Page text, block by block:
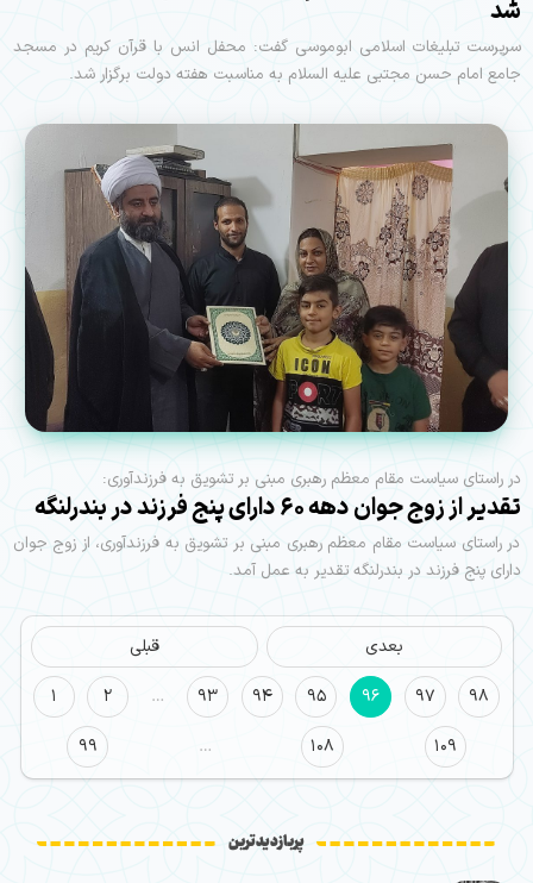
شد
سرپرست تبلیغات اسلامی ابوموسی گفت: محفل انس با قرآن کریم در مسجد
جامع امام حسن مجتبی علیه السلام به مناسبت هفته دولت برگزار شد.
در راستای سیاست مقام معظم رهبری مبنی بر تشویق به فرزندآوری:
تقدیر از زوج جوان دهه ۶۰ دارای پنج فرزند در بندرلنگه
در راستای سیاست مقام معظم رهبری مبنی بر تشویق به فرزندآوری، از زوج جوان
دارای پنج فرزند در بندرلنگه تقدیر به عمل آمد.
قبلی
بعدی
1
2 … 93 94 95 96 97
98
99
… 108 109
پربازدیدترین